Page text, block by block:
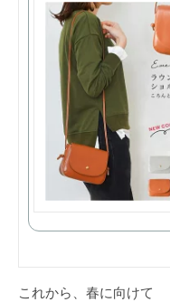
これから、春に向けて